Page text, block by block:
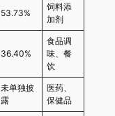
53.73%
饲料添
加剂
36.40%
食品调
味、餐
饮
未单独披
露
医药、
保健品